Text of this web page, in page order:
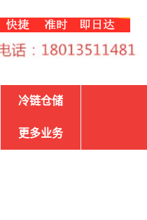
冷链仓储
更多业务